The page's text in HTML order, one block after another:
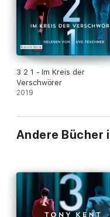
3 2 1 - Im Kreis der
Verschwörer
2019
Andere Bücher